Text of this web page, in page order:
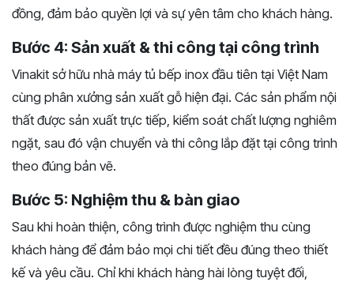
đồng, đảm bảo quyền lợi và sự yên tâm cho khách hàng.
Bước 4: Sản xuất & thi công tại công trình
Vinakit sở hữu nhà máy tủ bếp inox đầu tiên tại Việt Nam
cùng phân xưởng sản xuất gỗ hiện đại. Các sản phẩm nội
thất được sản xuất trực tiếp, kiểm soát chất lượng nghiêm
ngặt, sau đó vận chuyển và thi công lắp đặt tại công trình
theo đúng bản vẽ.
Bước 5: Nghiệm thu & bàn giao
Sau khi hoàn thiện, công trình được nghiệm thu cùng
khách hàng để đảm bảo mọi chi tiết đều đúng theo thiết
kế và yêu cầu. Chỉ khi khách hàng hài lòng tuyệt đối,